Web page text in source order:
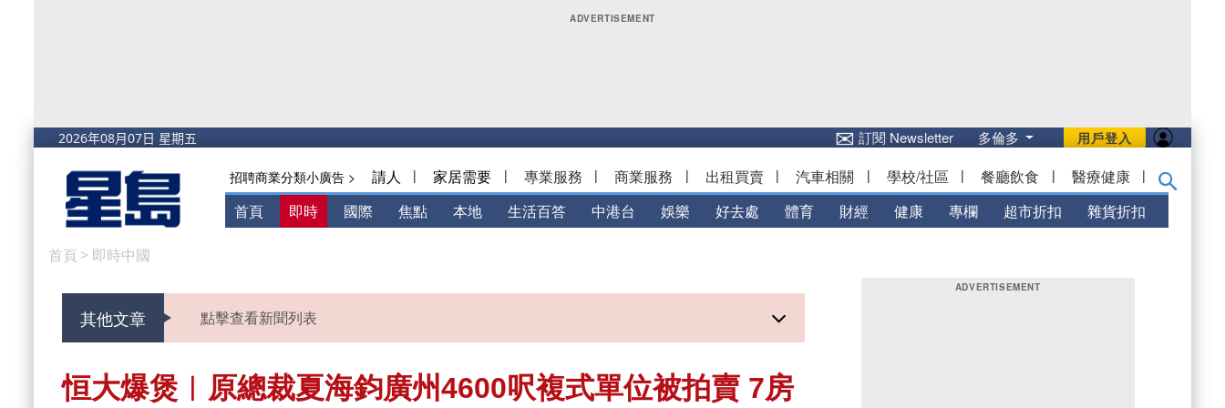
用戶登入
✉訂閱 Newsletter 多倫多
招聘商業分類小廣告 > 請人 | 家居需要 | 專業服務 | 商業服務 | 出租買賣 | 汽車相關 | 學校/社區 | 餐廳飲食 | 醫療健康 |
首頁 即時 國際 焦點 本地 生活百答 中港台 娛樂 好去處 體育 財經 健康 專欄 超市折扣 雜貨折扣
首頁 > 即時中國
其他文章 點擊查看新聞列表
恒大爆煲︱原總裁夏海鈞廣州4600呎複式單位被拍賣 7房